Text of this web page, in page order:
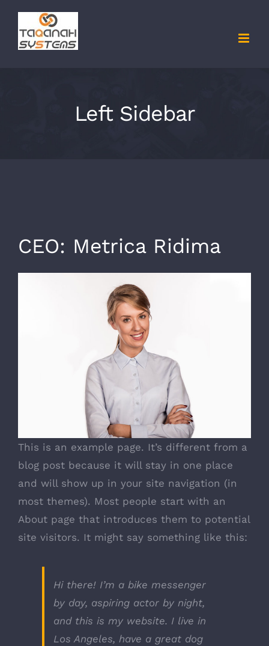
content
Left Sidebar
CEO: Metrica Ridima
This is an example page. It’s different from a
blog post because it will stay in one place
and will show up in your site navigation (in
most themes). Most people start with an
About page that introduces them to potential
site visitors. It might say something like this:
Hi there! I’m a bike messenger
by day, aspiring actor by night,
and this is my website. I live in
Los Angeles, have a great dog